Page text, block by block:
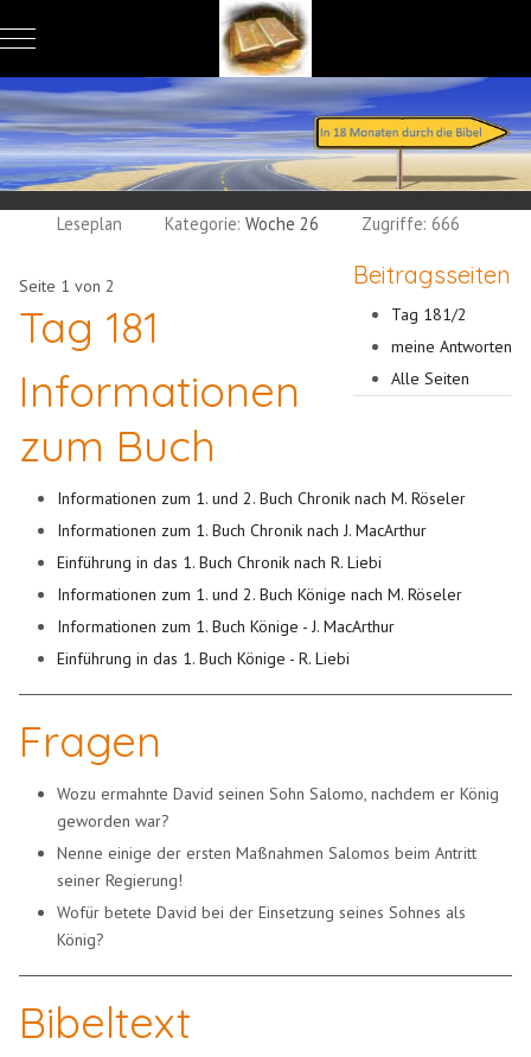
Mobile Menu Toggle
Leseplan Kategorie:Woche 26 Zugriffe: 666
Beitragsseiten
Tag 181/2
meine Antworten
Alle Seiten
Seite 1 von 2
Tag 181
Informationen
zum Buch
Informationen zum 1. und 2. Buch Chronik nach M. Röseler
Informationen zum 1. Buch Chronik nach J. MacArthur
Einführung in das 1. Buch Chronik nach R. Liebi
Informationen zum 1. und 2. Buch Könige nach M. Röseler
Informationen zum 1. Buch Könige - J. MacArthur
Einführung in das 1. Buch Könige - R. Liebi
Fragen
Wozu ermahnte David seinen Sohn Salomo, nachdem er König
geworden war?
Nenne einige der ersten Maßnahmen Salomos beim Antritt
seiner Regierung!
Wofür betete David bei der Einsetzung seines Sohnes als
König?
Bibeltext